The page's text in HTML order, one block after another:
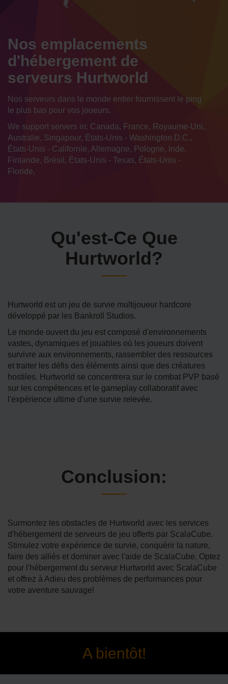
Nos emplacements
d'hébergement de
serveurs Hurtworld
Nos serveurs dans le monde entier fournissent le ping
le plus bas pour vos joueurs.
We support servers in: Canada, France, Royaume-Uni,
Australie, Singapour, États-Unis - Washington D.C.,
États-Unis - Californie, Allemagne, Pologne, Inde,
Finlande, Brésil, États-Unis - Texas, États-Unis -
Floride,
Qu'est-Ce Que
Hurtworld?
Hurtworld est un jeu de survie multijoueur hardcore
développé par les Bankroll Studios.
Le monde ouvert du jeu est composé d'environnements
vastes, dynamiques et jouables où les joueurs doivent
survivre aux environnements, rassembler des ressources
et traiter les défis des éléments ainsi que des créatures
hostiles. Hurtworld se concentrera sur le combat PVP basé
sur les compétences et le gameplay collaboratif avec
l'expérience ultime d'une survie relevée.
Conclusion:
Surmontez les obstacles de Hurtworld avec les services
d'hébergement de serveurs de jeu offerts par ScalaCube.
Stimulez votre expérience de survie, conquérir la nature,
faire des alliés et dominer avec l'aide de ScalaCube. Optez
pour l'hébergement du serveur Hurtworld avec ScalaCube
et offrez à Adieu des problèmes de performances pour
votre aventure sauvage!
A bientôt!